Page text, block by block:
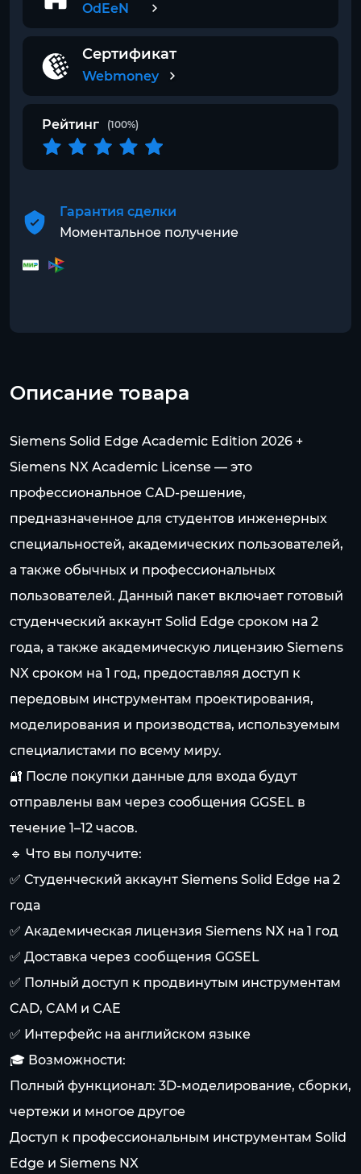
OdEeN
Сертификат
Webmoney
Рейтинг (100%)
Гарантия сделки
Моментальное получение
Описание товара
Siemens Solid Edge Academic Edition 2026 +
Siemens NX Academic License — это
профессиональное CAD-решение,
предназначенное для студентов инженерных
специальностей, академических пользователей,
а также обычных и профессиональных
пользователей. Данный пакет включает готовый
студенческий аккаунт Solid Edge сроком на 2
года, а также академическую лицензию Siemens
NX сроком на 1 год, предоставляя доступ к
передовым инструментам проектирования,
моделирования и производства, используемым
специалистами по всему миру.
🔐 После покупки данные для входа будут
отправлены вам через сообщения GGSEL в
течение 1–12 часов.
🔹 Что вы получите:
✅ Студенческий аккаунт Siemens Solid Edge на 2
года
✅ Академическая лицензия Siemens NX на 1 год
✅ Доставка через сообщения GGSEL
✅ Полный доступ к продвинутым инструментам
CAD, CAM и CAE
✅ Интерфейс на английском языке
🎓 Возможности:
Полный функционал: 3D-моделирование, сборки,
чертежи и многое другое
Доступ к профессиональным инструментам Solid
Edge и Siemens NX